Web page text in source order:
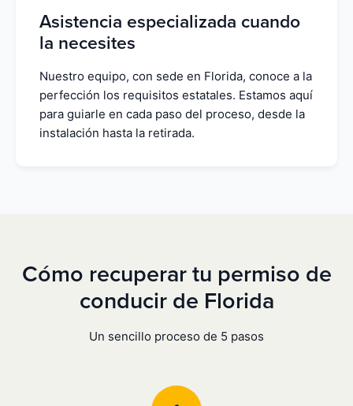
Asistencia especializada cuando
la necesites
Nuestro equipo, con sede en Florida, conoce a la
perfección los requisitos estatales. Estamos aquí
para guiarle en cada paso del proceso, desde la
instalación hasta la retirada.
Cómo recuperar tu permiso de
conducir de Florida
Un sencillo proceso de 5 pasos